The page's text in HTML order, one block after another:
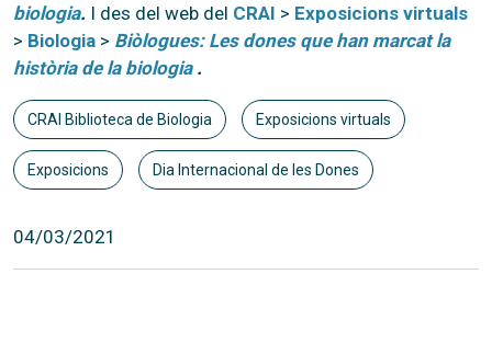
biologia. I des del web del CRAI > Exposicions virtuals
> Biologia > Biòlogues: Les dones que han marcat la
història de la biologia .
CRAI Biblioteca de Biologia Exposicions virtuals
Exposicions Dia Internacional de les Dones
04/03/2021